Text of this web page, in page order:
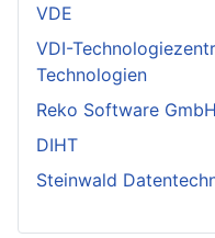
VDE
VDI-
Technologien
Reko Software GmbH
DIHT
Steinwald